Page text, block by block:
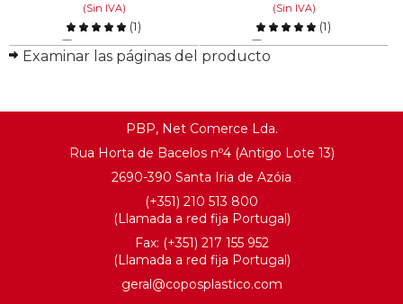
(Sin IVA)
(1)
Comparar
(Sin IVA)
(1)
Comparar
Examinar las páginas del producto
PBP, Net Comerce Lda.
Rua Horta de Bacelos nº4 (Antigo Lote 13)
2690-390 Santa Iria de Azóia
(+351) 210 513 800
(Llamada a red fija Portugal)
Fax: (+351) 217 155 952
(Llamada a red fija Portugal)
geral@coposplastico.com